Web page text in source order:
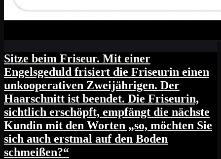
Sitze beim Friseur. Mit einer
Engelsgeduld frisiert die Friseurin einen
unkooperativen Zweijährigen. Der
Haarschnitt ist beendet. Die Friseurin,
sichtlich erschöpft, empfängt die nächste
Kundin mit den Worten „so, möchten Sie
sich auch erstmal auf den Boden
schmeißen?“